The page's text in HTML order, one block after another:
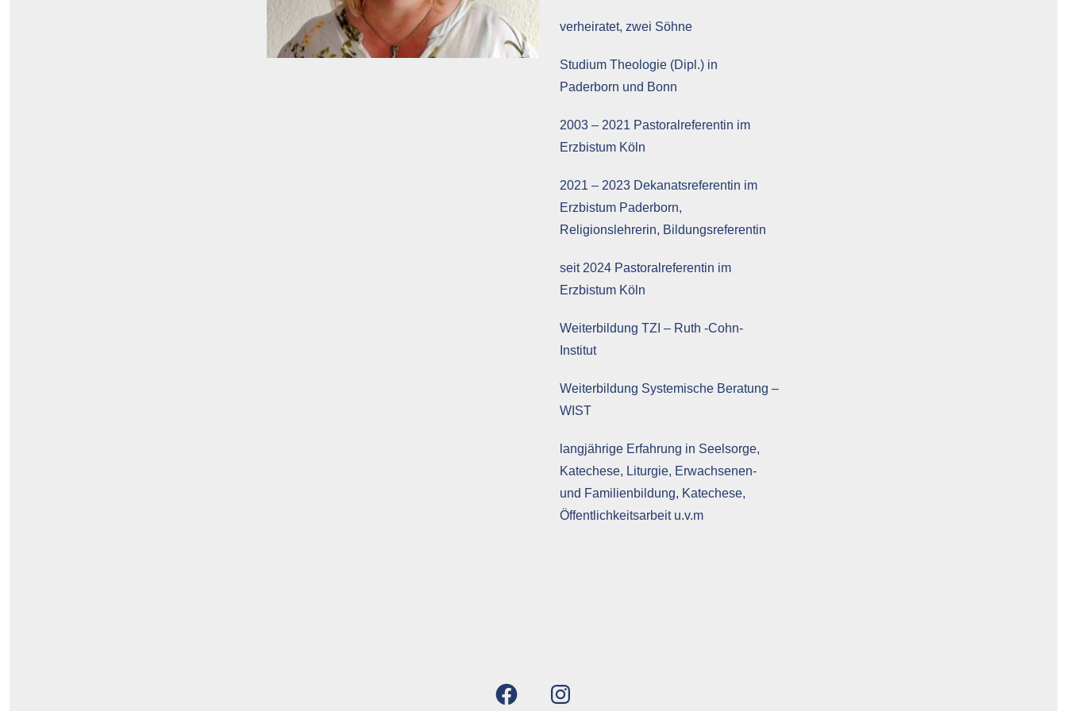
verheiratet, zwei Söhne
Studium Theologie (Dipl.) in
Paderborn und Bonn
2003 – 2021 Pastoralreferentin im
Erzbistum Köln
2021 – 2023 Dekanatsreferentin im
Erzbistum Paderborn,
Religionslehrerin, Bildungsreferentin
seit 2024 Pastoralreferentin im
Erzbistum Köln
Weiterbildung TZI – Ruth -Cohn-
Institut
Weiterbildung Systemische Beratung –
WIST
langjährige Erfahrung in Seelsorge,
Katechese, Liturgie, Erwachsenen-
und Familienbildung, Katechese,
Öffentlichkeitsarbeit u.v.m
FacebookInstagram